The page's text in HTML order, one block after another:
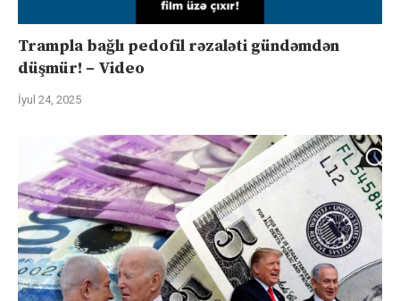
Trampla bağlı pedofil rəzaləti gündəmdən
düşmür! – Video
İyul 24, 2025